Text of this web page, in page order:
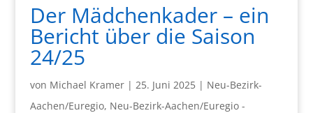
Der Mädchenkader – ein
Bericht über die Saison
24/25
von Michael Kramer| 25. Juni 2025| Neu-Bezirk-
Aachen/Euregio, Neu-Bezirk-Aachen/Euregio -